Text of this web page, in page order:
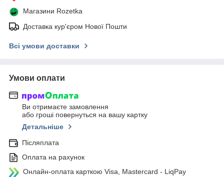
Магазини Rozetka
Доставка кур'єром Нової Пошти
Всі умови доставки
Умови оплати
Ви отримаєте замовлення
або гроші повернуться на вашу картку
Детальніше
Післяплата
Оплата на рахунок
Онлайн-оплата карткою Visa, Mastercard - LiqPay